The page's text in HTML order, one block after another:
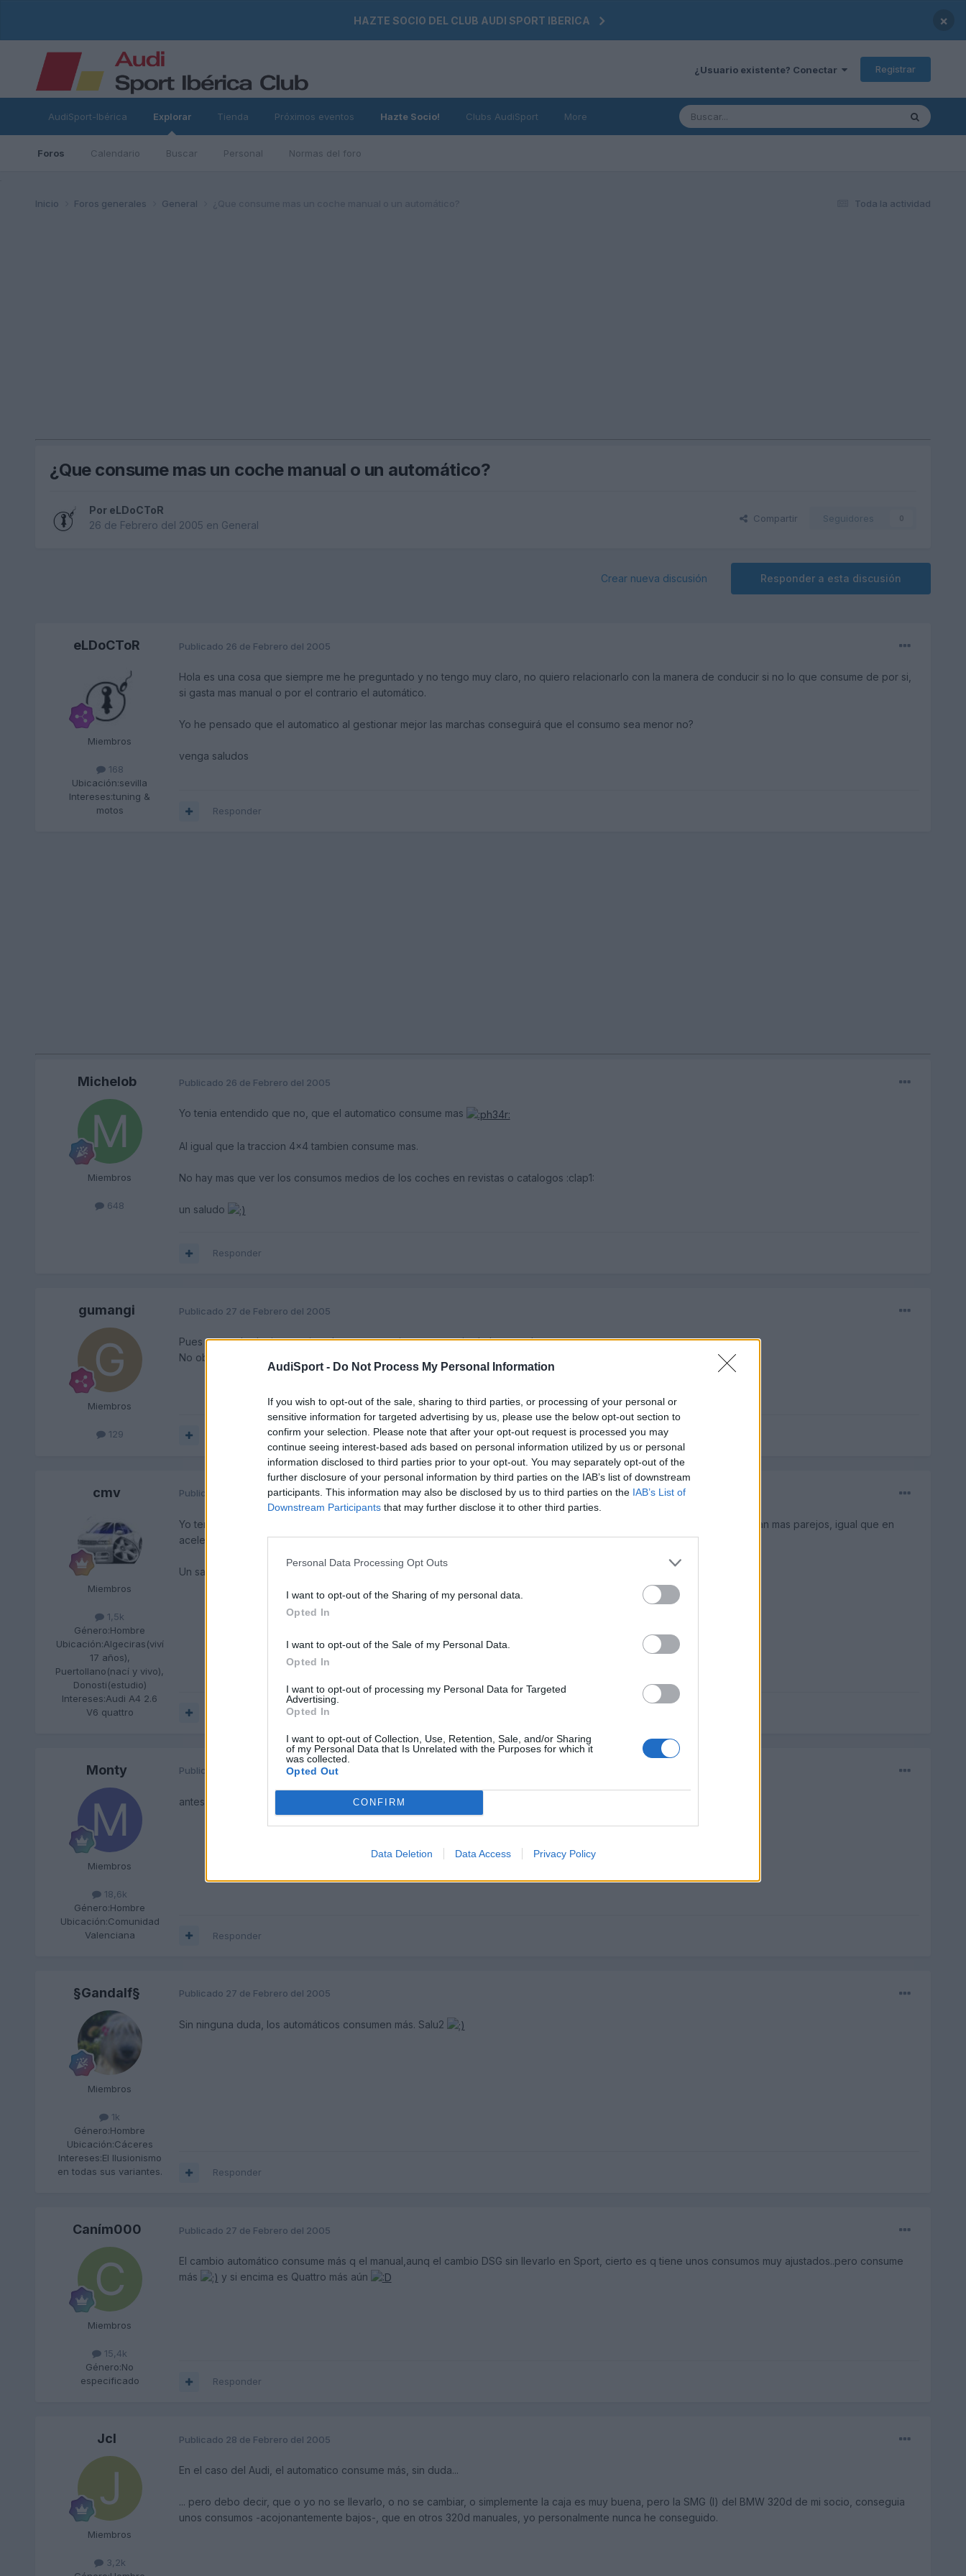
AudiSport - Do Not Process My Personal Information
If you wish to opt-out of the sale, sharing to third parties, or processing of your personal or
sensitive information for targeted advertising by us, please use the below opt-out section to
confirm your selection. Please note that after your opt-out request is processed you may
continue seeing interest-based ads based on personal information utilized by us or personal
information disclosed to third parties prior to your opt-out. You may separately opt-out of the
further disclosure of your personal information by third parties on the IAB’s list of downstream
participants. This information may also be disclosed by us to third parties on the IAB’s List of
Downstream Participants that may further disclose it to other third parties.
Personal Data Processing Opt Outs
I want to opt-out of the Sharing of my personal data.
Opted In
I want to opt-out of the Sale of my Personal Data.
Opted In
I want to opt-out of processing my Personal Data for Targeted
Advertising.
Opted In
I want to opt-out of Collection, Use, Retention, Sale, and/or Sharing
of my Personal Data that Is Unrelated with the Purposes for which it
was collected.
Opted Out
CONFIRM
Data Deletion Data Access Privacy Policy
HAZTE SOCIO DEL CLUB AUDI SPORT IBERICA ×
¿Usuario existente? Conectar Registrar
AudiSport-Ibérica Explorar
Foros Calendario Buscar Personal Normas del foro
Tienda Próximos eventos Hazte Socio! Clubs AudiSport More
Toda la actividad
Inicio Foros generales General
¿Que consume mas un coche manual o un automático?
Por eLDoCToR
26 de Febrero del 2005 en General
Compartir Seguidores 0
Responder a esta discusión
Crear nueva discusión
eLDoCToR
Miembros
168
Ubicación:sevilla
Intereses:tuning &
motos
Publicado 26 de Febrero del 2005
Hola es una cosa que siempre me he preguntado y no tengo muy claro, no quiero relacionarlo con la manera de conducir si no lo que consume de por si,
si gasta mas manual o por el contrario el automático.
Yo he pensado que el automatico al gestionar mejor las marchas conseguirá que el consumo sea menor no?
venga saludos
Responder
Michelob
Miembros
648
Publicado 26 de Febrero del 2005
Yo tenia entendido que no, que el automatico consume mas
Al igual que la traccion 4x4 tambien consume mas.
No hay mas que ver los consumos medios de los coches en revistas o catalogos :clap1:
un saludo
Responder
gumangi
Miembros
129
Publicado 27 de Febrero del 2005
Pues te puedo decir que mi coche es automatico y soy socio de las petroleras.
No obstante ahora las cajas creo que han evolucionado y consumen de forma mas pareja a las cajas manuales.
cmv
Miembros
1,5k
Género:Hombre
Ubicación:Algeciras(viví
17 años),
Puertollano(nací y vivo),
Donosti(estudio)
Intereses:Audi A4 2.6
V6 quattro
Publicado 27 de Febrero del 2005
Yo tengo entendido que el automatico consume mas, y el quattro tambien, aunque como comentan ahora cada vez andaran mas parejos, igual que en
aceleraciones.
Un saludo
Monty
Miembros
18,6k
Género:Hombre
Ubicación:Comunidad
Valenciana
Publicado 27 de Febrero del 2005
antes mas los automaticos pero hoy en dia ya sacan buenos cambios y se iguala
Responder
§Gandalf§
Miembros
1k
Género:Hombre
Ubicación:Cáceres
Intereses:El Ilusionismo
en todas sus variantes.
Publicado 27 de Febrero del 2005
Sin ninguna duda, los automáticos consumen más. Salu2
Responder
Caním000
Miembros
15,4k
Género:No
especificado
Publicado 27 de Febrero del 2005
El cambio automático consume más q el manual,aunq el cambio DSG sin llevarlo en Sport, cierto es q tiene unos consumos muy ajustados..pero consume
más
y si encima es Quattro más aún
Responder
Jcl
Miembros
3,2k
Publicado 28 de Febrero del 2005
En el caso del Audi, el automatico consume más, sin duda...
... pero debo decir, que o yo no se llevarlo, o no se cambiar, o simplemente la caja es muy buena, pero la SMG (I) del BMW 320d de mi socio, conseguia
unos consumos -acojonantemente bajos-, que en otros 320d manuales, yo personalmente nunca he conseguido.